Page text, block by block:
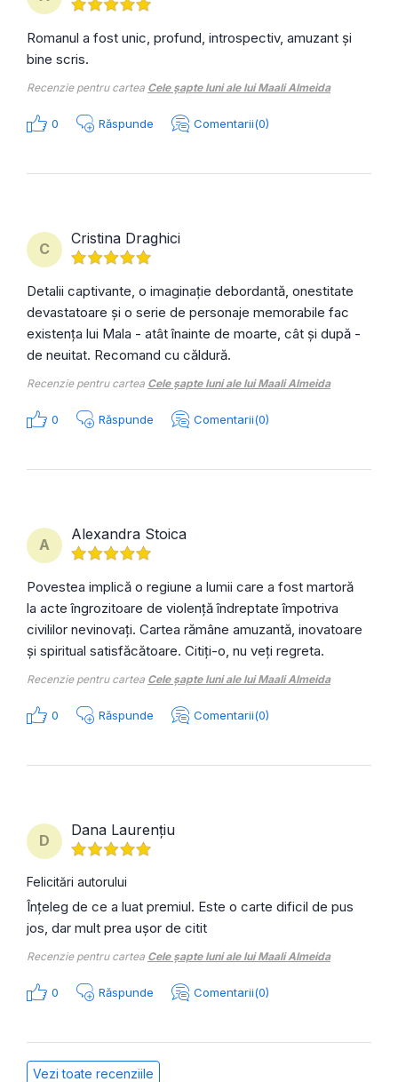
Romanul a fost unic, profund, introspectiv, amuzant și
bine scris.
Recenzie pentru cartea Cele șapte luni ale lui Maali Almeida
0 Răspunde Comentarii(0)
C
Cristina Draghici
Detalii captivante, o imaginație debordantă, onestitate
devastatoare și o serie de personaje memorabile fac
existența lui Mala - atât înainte de moarte, cât și după -
de neuitat. Recomand cu căldură.
Recenzie pentru cartea Cele șapte luni ale lui Maali Almeida
0 Răspunde Comentarii(0)
A
Alexandra Stoica
Povestea implică o regiune a lumii care a fost martoră
la acte îngrozitoare de violență îndreptate împotriva
civililor nevinovați. Cartea rămâne amuzantă, inovatoare
și spiritual satisfăcătoare. Citiți-o, nu veți regreta.
Recenzie pentru cartea Cele șapte luni ale lui Maali Almeida
0 Răspunde Comentarii(0)
D
Dana Laurențiu
Felicitări autorului
Înțeleg de ce a luat premiul. Este o carte dificil de pus
jos, dar mult prea ușor de citit
Recenzie pentru cartea Cele șapte luni ale lui Maali Almeida
0 Răspunde Comentarii(0)
Vezi toate recenziile